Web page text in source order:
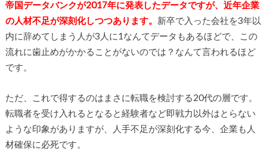
帝国データバンクが2017年に発表したデータですが、近年企業
の人材不足が深刻化しつつあります。 新卒で入った会社を3年以
内に辞めてしまう人が3人に1なんてデータもあるほどで、この
流れに歯止めがかかることがないのでは？なんて言われるほど
です。
ただ、これで得するのはまさに転職を検討する20代の層です。
転職者を受け入れるとなると経験者など即戦力以外はとらない
ような印象がありますが、人手不足が深刻化する今、企業も人
材確保に必死です。